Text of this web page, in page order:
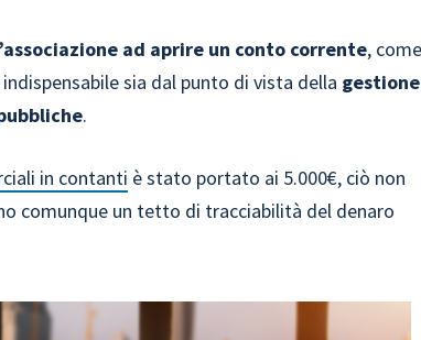
ad aprire un conto corrente, come
sia dal punto di vista della gestione
.
in contanti è stato portato ai 5.000€, ciò non
comunque un tetto di tracciabilità del denaro